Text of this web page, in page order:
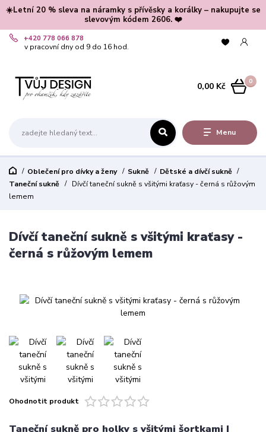
☀️Letní 20 % sleva na náramky s přívěsky a korálky – nakupujte se
slevovým kódem 2606. ❤️
Menu
+420 778 066 878
v pracovní dny od 9 do 16 hod.
0
0,00 Kč
Oblečení pro dívky a ženy Sukně
Dětské a dívčí sukně
Taneční sukně
Dívčí taneční sukně s všitými kraťasy - černá s růžovým
lemem
Dívčí taneční sukně s všitými kraťasy -
černá s růžovým lemem
Ohodnotit produkt
Taneční sukně pro holky s všitými šortkami |